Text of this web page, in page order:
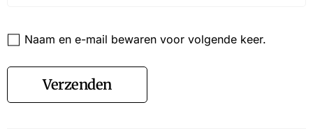
Naam en e-mail bewaren voor volgende keer.
Verzenden